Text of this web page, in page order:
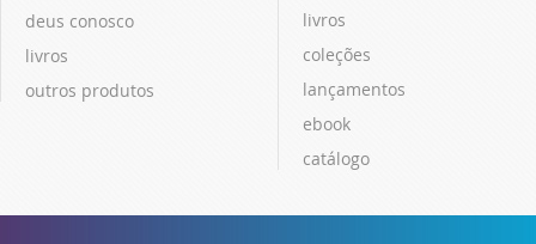
deus conosco
livros
outros produtos
livros
coleções
lançamentos
ebook
catálogo